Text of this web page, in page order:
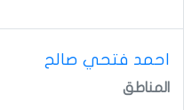
احمد فتحي صالح
المناطق